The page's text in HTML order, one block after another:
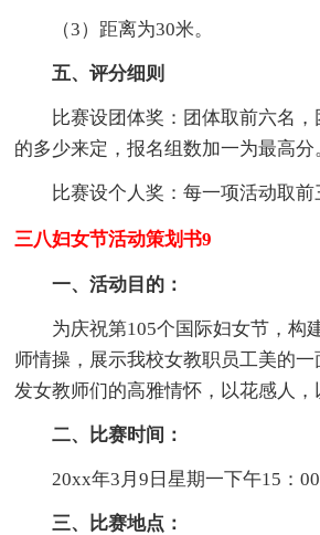
（3）距离为30米。
五、评分细则
比赛设团体奖：团体取前六名
的多少来定，报名组数加一为最高分
比赛设个人奖：每一项活动取前
三八妇女节活动策划书9
一、活动目的：
为庆祝第105个国际妇女节，构
师情操，展示我校女教职员工美的
发女教师们的高雅情怀，以花感人，
二、比赛时间：
20xx年3月9日星期一下午15：
三、比赛地点：